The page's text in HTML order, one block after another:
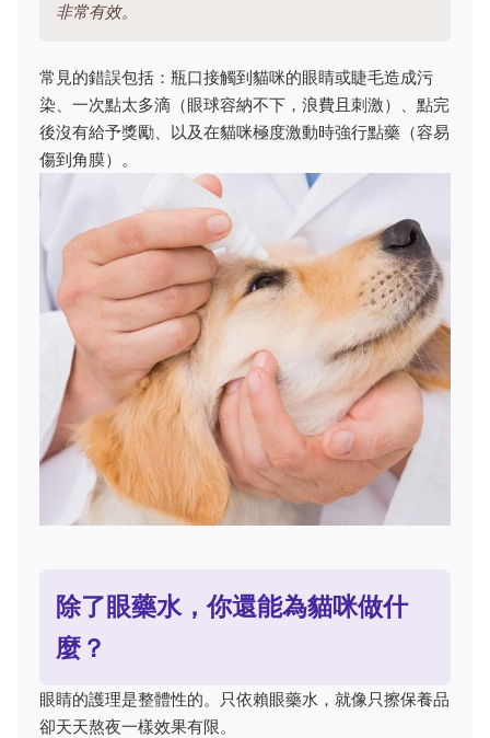
非常有效。
常見的錯誤包括：瓶口接觸到貓咪的眼睛或睫毛造成污
染、一次點太多滴（眼球容納不下，浪費且刺激）、點完
後沒有給予獎勵、以及在貓咪極度激動時強行點藥（容易
傷到角膜）。
除了眼藥水，你還能為貓咪做什
麼？
眼睛的護理是整體性的。只依賴眼藥水，就像只擦保養品
卻天天熬夜一樣效果有限。